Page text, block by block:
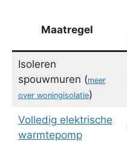
Maatregel
Isoleren
spouwmuren (meer
over woningisolatie)
Volledig elektrische
warmtepomp